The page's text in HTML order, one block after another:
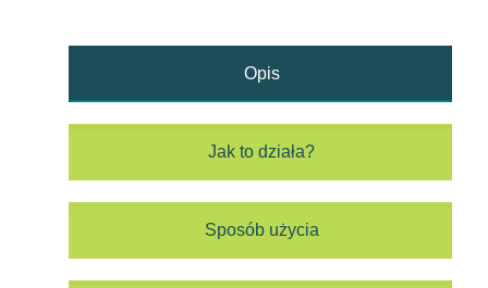
Opis
Jak to działa?
Sposób użycia